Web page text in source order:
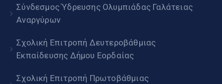
Σύνδεσμος Ύδρευσης Ολυμπιάδας Γαλάτειας
Αναργύρων
Σχολική Επιτροπή Δευτεροβάθμιας
Εκπαίδευσης Δήμου Εορδαίας
Σχολική Επιτροπή Πρωτοβάθμιας